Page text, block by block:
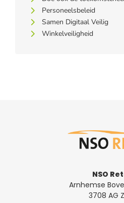
Personeelsbeleid
Samen Digitaal Veilig
Winkelveiligheid
NSO
Arnhemse
3708 AG